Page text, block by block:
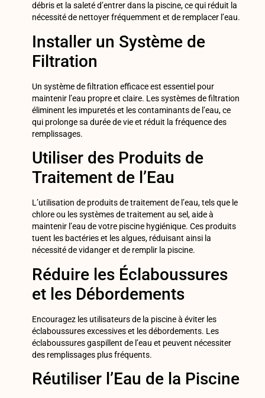
débris et la saleté d’entrer dans la piscine, ce qui réduit la
nécessité de nettoyer fréquemment et de remplacer l’eau.
Installer un Système de
Filtration
Un système de filtration efficace est essentiel pour
maintenir l’eau propre et claire. Les systèmes de filtration
éliminent les impuretés et les contaminants de l’eau, ce
qui prolonge sa durée de vie et réduit la fréquence des
remplissages.
Utiliser des Produits de
Traitement de l’Eau
L’utilisation de produits de traitement de l’eau, tels que le
chlore ou les systèmes de traitement au sel, aide à
maintenir l’eau de votre piscine hygiénique. Ces produits
tuent les bactéries et les algues, réduisant ainsi la
nécessité de vidanger et de remplir la piscine.
Réduire les Éclaboussures
et les Débordements
Encouragez les utilisateurs de la piscine à éviter les
éclaboussures excessives et les débordements. Les
éclaboussures gaspillent de l’eau et peuvent nécessiter
des remplissages plus fréquents.
Réutiliser l’Eau de la Piscine